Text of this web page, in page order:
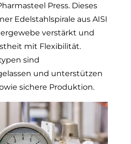
Press. Dieses
Edelstahlspirale aus AISI
verstärkt und
mit Flexibilität.
sind
und unterstützen
sichere Produktion.